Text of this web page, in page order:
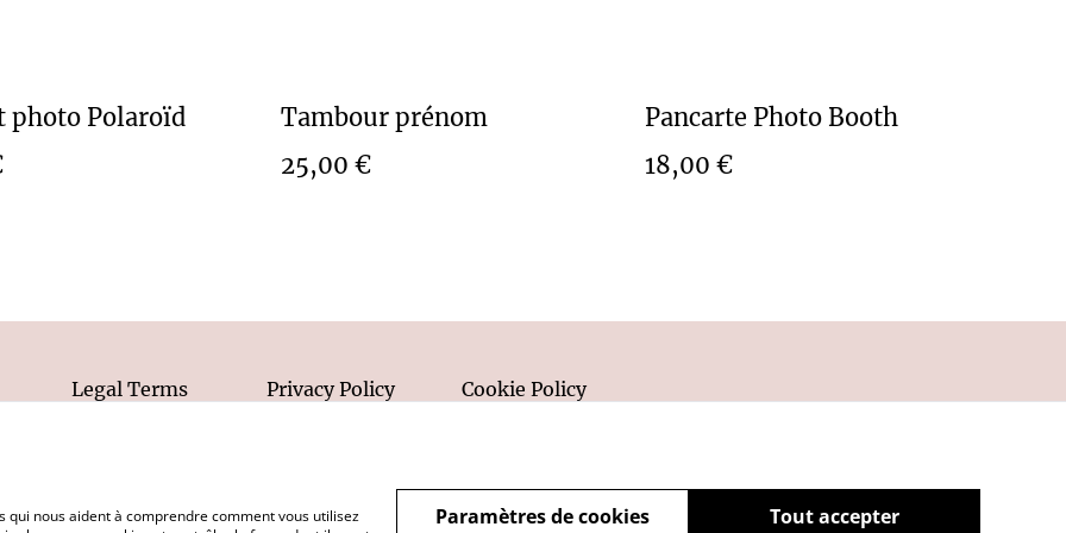
photo Polaroïd
Tambour prénom
25,00 €
Pancarte Photo Booth
18,00 €
Legal Terms Privacy Policy Cookie Policy
qui nous aident à comprendre comment vous utilisez
Tout accepter
Paramètres de cookies